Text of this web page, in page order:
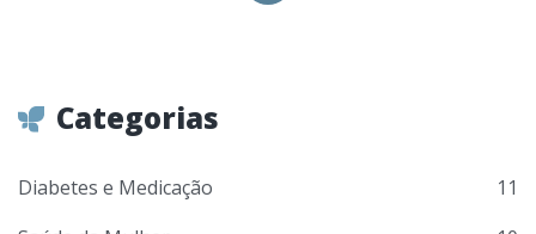
Categorias
Diabetes e Medicação
11